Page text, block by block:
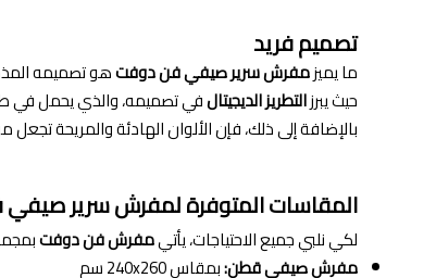
تصميم فريد
ما يميزمفرش سرير صيفي فن دوفتهو تصميمه
حيث يبرزالتطريز الديجيتالفي تصميمه، والذي يحمل في
بالإضافة إلى ذلك، فإن الألوان الهادئة والمريحة
المقاسات المتوفرة لمفرش سرير
لكي نلبي جميع الاحتياجات، يأتيمفرش فن دوفت
مفرش صيفي قطن:بمقاس 240x260 سم